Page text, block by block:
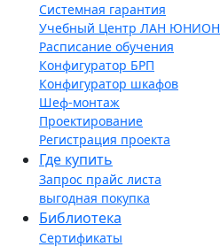
Системная гарантия
Учебный Центр ЛАН ЮНИОН
Расписание обучения
Конфигуратор БРП
Конфигуратор шкафов
Шеф-монтаж
Проектирование
Регистрация проекта
Где купить
Запрос прайс листа
выгодная покупка
Библиотека
Сертификаты